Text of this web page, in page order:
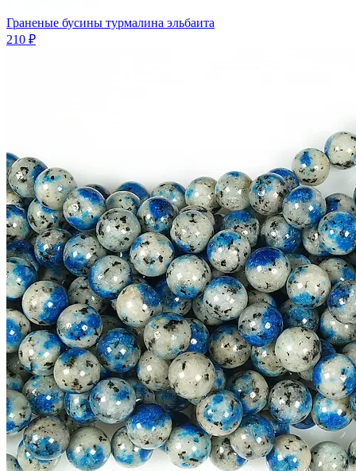
Граненые бусины турмалина эльбаита
210 ₽